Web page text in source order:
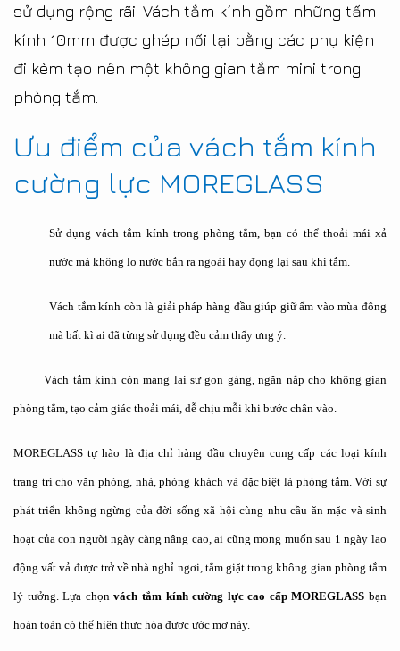
sử dụng rộng rãi. Vách tắm kính gồm những tấm
kính 10mm được ghép nối lại bằng các phụ kiện
đi kèm tạo nên một không gian tắm mini trong
phòng tắm.
Ưu điểm của vách tắm kính
cường lực MOREGLASS
Sử dụng vách tắm kính trong phòng tắm, bạn có thể thoải mái xả
nước mà không lo nước bắn ra ngoài hay đọng lại sau khi tắm.
Vách tắm kính còn là giải pháp hàng đầu giúp giữ ấm vào mùa đông
mà bất kì ai đã từng sử dụng đều cảm thấy ưng ý.
Vách tắm kính còn mang lại sự gọn gàng, ngăn nắp cho không gian
phòng tắm, tạo cảm giác thoải mái, dễ chịu mỗi khi bước chân vào.
MOREGLASS tự hào là địa chỉ hàng đầu chuyên cung cấp các loại kính
trang trí cho văn phòng, nhà, phòng khách và đặc biệt là phòng tắm. Với sự
phát triển không ngừng của đời sống xã hội cùng nhu cầu ăn mặc và sinh
hoạt của con người ngày càng nâng cao, ai cũng mong muốn sau 1 ngày lao
động vất vả được trở về nhà nghỉ ngơi, tắm giặt trong không gian phòng tắm
lý tưởng. Lựa chọnvách tắm kính cường lực cao cấp MOREGLASS bạn
hoàn toàn có thể hiện thực hóa được ước mơ này.